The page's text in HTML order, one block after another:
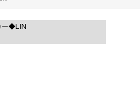
ー◆LIN